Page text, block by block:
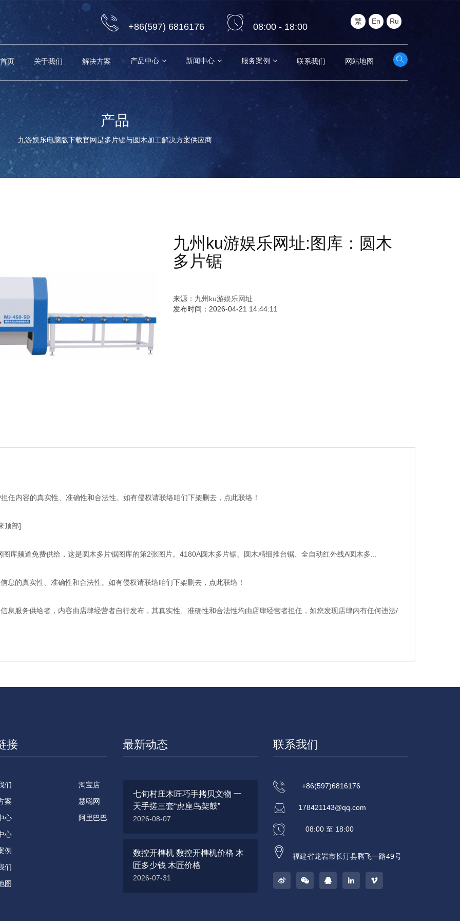
+86(597) 6816176 08:00 - 18:00
繁 En Ru
首页 关于我们 解决方案 产品中心 新闻中心 服务案例 联系我们 网站地图
产品
九游娱乐电脑版下载官网是多片锯与圆木加工解决方案供应商
九州ku游娱乐网址:图库：圆木
多片锯
来源： 九州ku游娱乐网址
发布时间：2026-04-21 14:44:11
容的真实性、准确性和合法性。如有侵权请联络咱们下架删去，点此联络！
顶部]
频道免费供给，这是圆木多片锯图库的第2张图片。4180A圆木多片锯、圆木精细推台锯、全自动红外线A圆木多...
真实性、准确性和合法性。如有侵权请联络咱们下架删去，点此联络！
务供给者，内容由店肆经营者自行发布，其真实性、准确性和合法性均由店肆经营者担任，如您发现店肆内有任何违法/
接
们
案
心
心
例
们
图
淘宝店
慧聪网
阿里巴巴
最新动态
七旬村庄木匠巧手拷贝文物 一
天手搓三套“虎座鸟架鼓”
2026-08-07
数控开榫机 数控开榫机价格 木
匠多少钱 木匠价格
2026-07-31
联系我们
+86(597)6816176
178421143@qq.com
08:00 至 18:00
福建省龙岩市长汀县腾飞一路49号